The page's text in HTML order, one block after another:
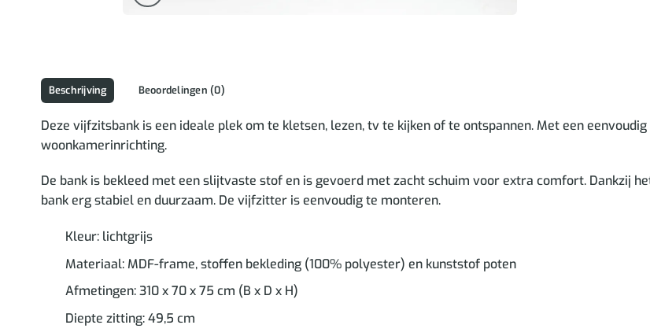
Beschrijving Beoordelingen (0)
Deze vijfzitsbank is een ideale plek om te kletsen, lezen, tv te kijken of te ontspannen. Met een
woonkamerinrichting.
De bank is bekleed met een slijtvaste stof en is gevoerd met zacht schuim voor extra comfort. Dankzij
bank erg stabiel en duurzaam. De vijfzitter is eenvoudig te monteren.
Kleur: lichtgrijs
Materiaal: MDF-frame, stoffen bekleding (100% polyester) en kunststof poten
Afmetingen: 310 x 70 x 75 cm (B x D x H)
Diepte zitting: 49,5 cm